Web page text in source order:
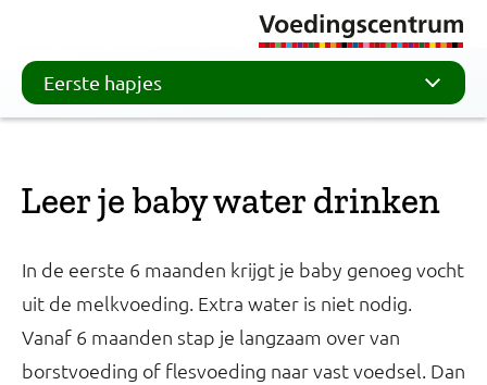
Eerste hapjes
Leer je baby water drinken
In de eerste 6 maanden krijgt je baby genoeg vocht
uit de melkvoeding. Extra water is niet nodig.
Vanaf 6 maanden stap je langzaam over van
borstvoeding of flesvoeding naar vast voedsel. Dan